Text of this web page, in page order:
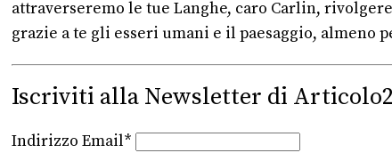
attraverseremo le tue Langhe, caro Carlin,
grazie a te gli esseri umani e il paesaggio, almeno
Iscriviti alla Newsletter di
Indirizzo Email*